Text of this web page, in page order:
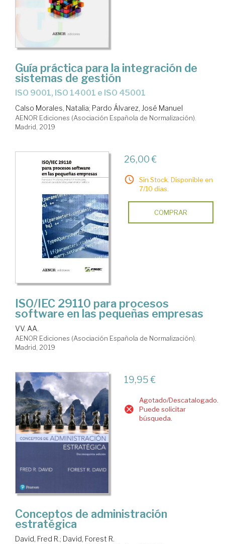
Guía práctica para la integración de
sistemas de gestión
ISO 9001, ISO 14001 e ISO 45001
Calso Morales, Natalia; Pardo Álvarez, José Manuel
AENOR Ediciones (Asociación Española de Normalización).
Madrid, 2019
26,00 €
Sin Stock. Disponible en
7/10 días.
COMPRAR
ISO/IEC 29110 para procesos
software en las pequeñas empresas
VV. AA.
AENOR Ediciones (Asociación Española de Normalización).
Madrid, 2019
19,95 €
Agotado/Descatalogado.
Puede solicitar
búsqueda.
Conceptos de administración
estratégica
David, Fred R.; David, Forest R.